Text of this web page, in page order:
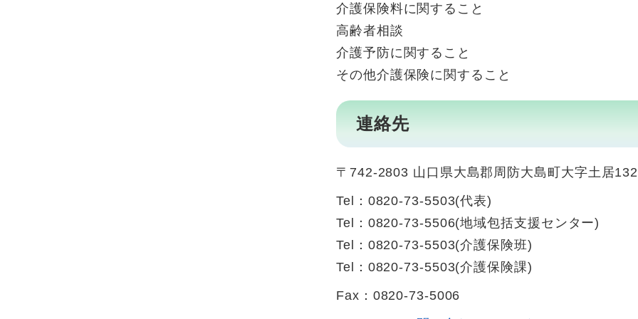
介護保険料に関すること
高齢者相談
介護予防に関すること
その他介護保険に関すること
連絡先
〒742-2803 山口県大島郡周防大島町大字土居
Tel：0820-73-5503 代表
Tel：0820-73-5506 地域包括支援センター
Tel：0820-73-5503 介護保険班
Tel：0820-73-5503 介護保険課
Fax：0820-73-5006